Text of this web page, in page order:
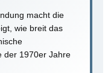
macht die
wie breit das
der 1970er Jahre